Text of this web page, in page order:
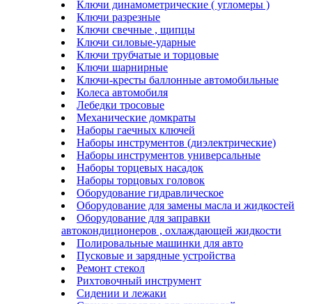
Ключи динамометрические ( угломеры )
Ключи разрезные
Ключи свечные , щипцы
Ключи силовые-ударные
Ключи трубчатые и торцовые
Ключи шарнирные
Ключи-кресты баллонные автомобильные
Колеса автомобиля
Лебедки тросовые
Механические домкраты
Наборы гаечных ключей
Наборы инструментов (диэлектрические)
Наборы инструментов универсальные
Наборы торцевых насадок
Наборы торцовых головок
Оборудование гидравлическое
Оборудование для замены масла и жидкостей
Оборудование для заправки
автокондиционеров , охлаждающей жидкости
Полировальные машинки для авто
Пусковые и зарядные устройства
Ремонт стекол
Рихтовочный инструмент
Сидении и лежаки